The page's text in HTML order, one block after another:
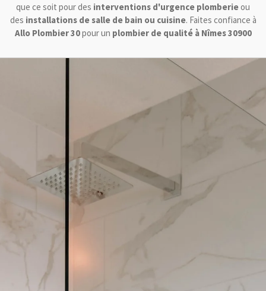
que ce soit pour des interventions d'urgence plomberieou
des installations de salle de bain ou cuisine. Faites confiance à
Allo Plombier 30pour un plombier de qualité à Nîmes 30900